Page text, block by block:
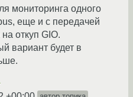
мониторинга одного
еще и с передачей
откуп GIO.
вариант будет в